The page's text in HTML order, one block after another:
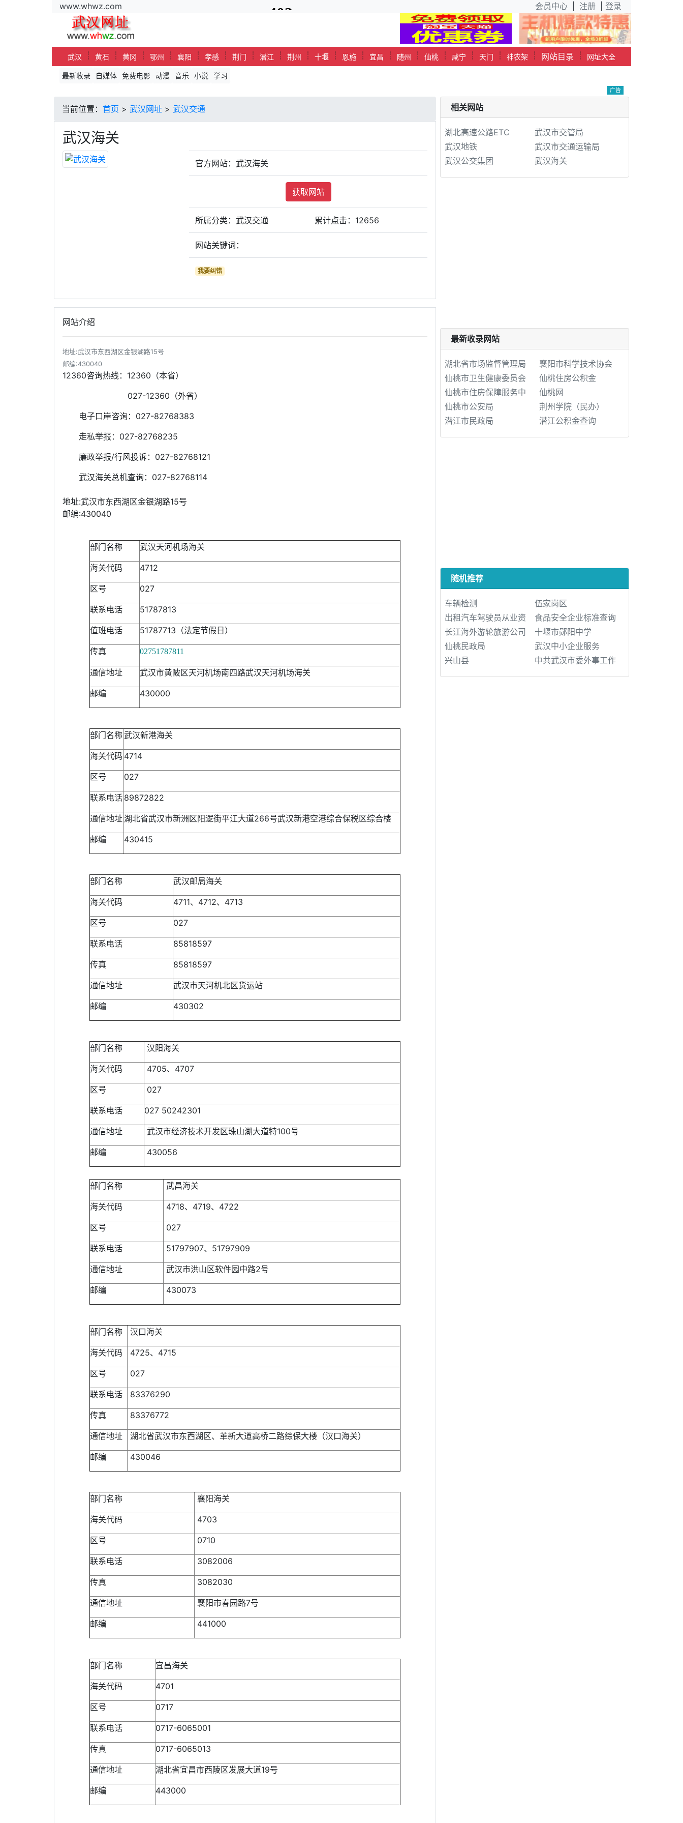
www.whwz.com 会员中心 注册 登录
武汉 ┊ 黄石 ┊ 黄冈 ┊ 鄂州 ┊ 襄阳 ┊ 孝感 ┊ 荆门 ┊ 潜江 ┊ 荆州 ┊ 十堰 ┊ 恩施 ┊ 宜昌 ┊ 随州 ┊ 仙桃 ┊ 咸宁 ┊ 天门 ┊ 神农架 ┊ 网站目录 ┊ 网址大全
最新收录 自媒体 免费电影 动漫 音乐 小说 学习
广告
当前位置： 首页 > 武汉网址 > 武汉交通
武汉海关
官方网站：武汉海关
获取网站
所属分类：武汉交通 累计点击： 12656
网站关键词：
我要纠错
网站介绍
地址:武汉市东西湖区金银湖路15号
邮编:430040
12360咨询热线：12360（本省）
027-12360（外省）
电子口岸咨询：027-82768383
走私举报：027-82768235
廉政举报/行风投诉：027-82768121
武汉海关总机查询：027-82768114
地址:武汉市东西湖区金银湖路15号
邮编:430040
部门名称 武汉天河机场海关
海关代码 4712
区号 027
联系电话 51787813
值班电话 51787713（法定节假日）
传真 02751787811
通信地址 武汉市黄陂区天河机场南四路武汉天河机场海关
邮编 430000
部门名称武汉新港海关
海关代码 4714
区号 027
联系电话 89872822
通信地址湖北省武汉市新洲区阳逻街平江大道266号武汉新港空港综合保税区综合楼
邮编 430415
部门名称 武汉邮局海关
海关代码 4711、4712、4713
区号 027
联系电话 85818597
传真 85818597
通信地址 武汉市天河机北区货运站
邮编 430302
部门名称 汉阳海关
海关代码 4705、4707
区号 027
联系电话 027 50242301
通信地址 武汉市经济技术开发区珠山湖大道特100号
邮编 430056
部门名称 武昌海关
海关代码 4718、4719、4722
区号 027
联系电话 51797907、51797909
通信地址 武汉市洪山区软件园中路2号
邮编 430073
部门名称 汉口海关
海关代码 4725、4715
区号 027
联系电话 83376290
传真 83376772
通信地址 湖北省武汉市东西湖区、革新大道高桥二路综保大楼（汉口海关）
邮编 430046
部门名称 襄阳海关
海关代码 4703
区号 0710
联系电话 3082006
传真 3082030
通信地址 襄阳市春园路7号
邮编 441000
部门名称 宜昌海关
海关代码 4701
区号 0717
联系电话 0717-6065001
传真 0717-6065013
通信地址 湖北省宜昌市西陵区发展大道19号
邮编 443000
相关网站
湖北高速公路ETC
武汉市交管局
武汉地铁
武汉市交通运输局
武汉公交集团
武汉海关
最新收录网站
湖北省市场监督管理局
襄阳市科学技术协会
仙桃市卫生健康委员会
仙桃住房公积金
仙桃市住房保障服务中
仙桃网
仙桃市公安局
荆州学院（民办）
潜江市民政局
潜江公积金查询
随机推荐
车辆检测
伍家岗区
出租汽车驾驶员从业资
食品安全企业标准查询
长江海外游轮旅游公司
十堰市郧阳中学
仙桃民政局
武汉中小企业服务
兴山县
中共武汉市委外事工作